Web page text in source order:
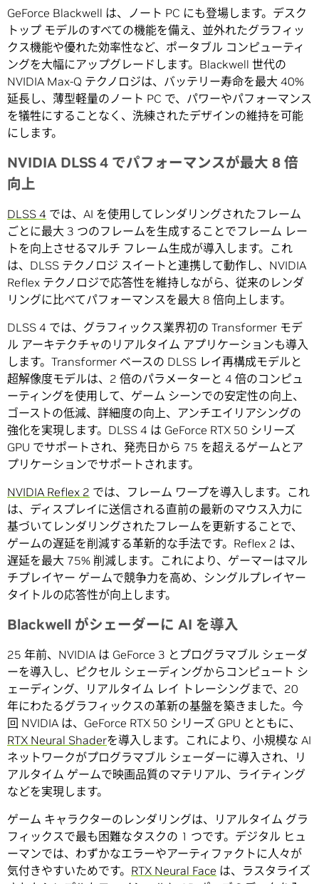
GeForce Blackwell は、ノート PC にも登場します。デスク
トップ モデルのすべての機能を備え、並外れたグラフィッ
クス機能や優れた効率性など、ポータブル コンピューティ
ングを大幅にアップグレードします。Blackwell 世代の
NVIDIA Max-Q テクノロジは、バッテリー寿命を最大 40%
延長し、薄型軽量のノート PC で、パワーやパフォーマンス
を犠牲にすることなく、洗練されたデザインの維持を可能
にします。
NVIDIA DLSS 4 でパフォーマンスが最大 8 倍
向上
DLSS 4 では、AI を使用してレンダリングされたフレーム
ごとに最大 3 つのフレームを生成することでフレーム レー
トを向上させるマルチ フレーム生成が導入します。これ
は、DLSS テクノロジ スイートと連携して動作し、NVIDIA
Reflex テクノロジで応答性を維持しながら、従来のレンダ
リングに比べてパフォーマンスを最大 8 倍向上します。
DLSS 4 では、グラフィックス業界初の Transformer モデ
ル アーキテクチャのリアルタイム アプリケーションも導入
します。Transformer ベースの DLSS レイ再構成モデルと
超解像度モデルは、2 倍のパラメーターと 4 倍のコンピュ
ーティングを使用して、ゲーム シーンでの安定性の向上、
ゴーストの低減、詳細度の向上、アンチエイリアシングの
強化を実現します。DLSS 4 は GeForce RTX 50 シリーズ
GPU でサポートされ、発売日から 75 を超えるゲームとア
プリケーションでサポートされます。
NVIDIA Reflex 2 では、フレーム ワープを導入します。これ
は、ディスプレイに送信される直前の最新のマウス入力に
基づいてレンダリングされたフレームを更新することで、
ゲームの遅延を削減する革新的な手法です。Reflex 2 は、
遅延を最大 75% 削減します。これにより、ゲーマーはマル
チプレイヤー ゲームで競争力を高め、シングルプレイヤー
タイトルの応答性が向上します。
Blackwell がシェーダーに AI を導入
25 年前、NVIDIA は GeForce 3 とプログラマブル シェーダ
ーを導入し、ピクセル シェーディングからコンピュート シ
ェーディング、リアルタイム レイ トレーシングまで、20
年にわたるグラフィックスの革新の基盤を築きました。今
回 NVIDIA は、GeForce RTX 50 シリーズ GPU とともに、
RTX Neural Shaderを導入します。これにより、小規模な AI
ネットワークがプログラマブル シェーダーに導入され、リ
アルタイム ゲームで映画品質のマテリアル、ライティング
などを実現します。
ゲーム キャラクターのレンダリングは、リアルタイム グラ
フィックスで最も困難なタスクの 1 つです。デジタル ヒュ
ーマンでは、わずかなエラーやアーティファクトに人々が
気付きやすいためです。 RTX Neural Face は、ラスタライズ